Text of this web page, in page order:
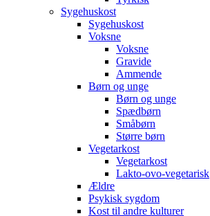
Sygehuskost
Sygehuskost
Voksne
Voksne
Gravide
Ammende
Børn og unge
Børn og unge
Spædbørn
Småbørn
Større børn
Vegetarkost
Vegetarkost
Lakto-ovo-vegetarisk
Ældre
Psykisk sygdom
Kost til andre kulturer